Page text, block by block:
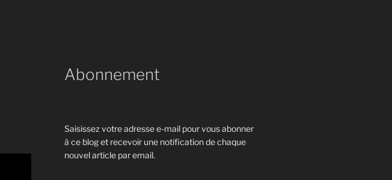
Abonnement
Saisissez votre adresse e-mail pour vous abonner
à ce blog et recevoir une notification de chaque
nouvel article par email.